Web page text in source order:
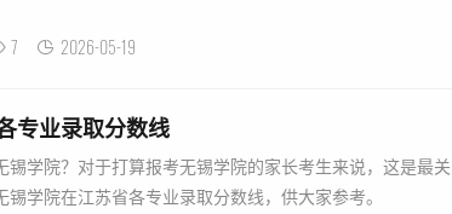
7 2026-05-19
专业录取分数线
学院？对于打算报考无锡学院的家长考生来说，这是最关
无锡学院在江苏省各专业录取分数线，供大家参考。